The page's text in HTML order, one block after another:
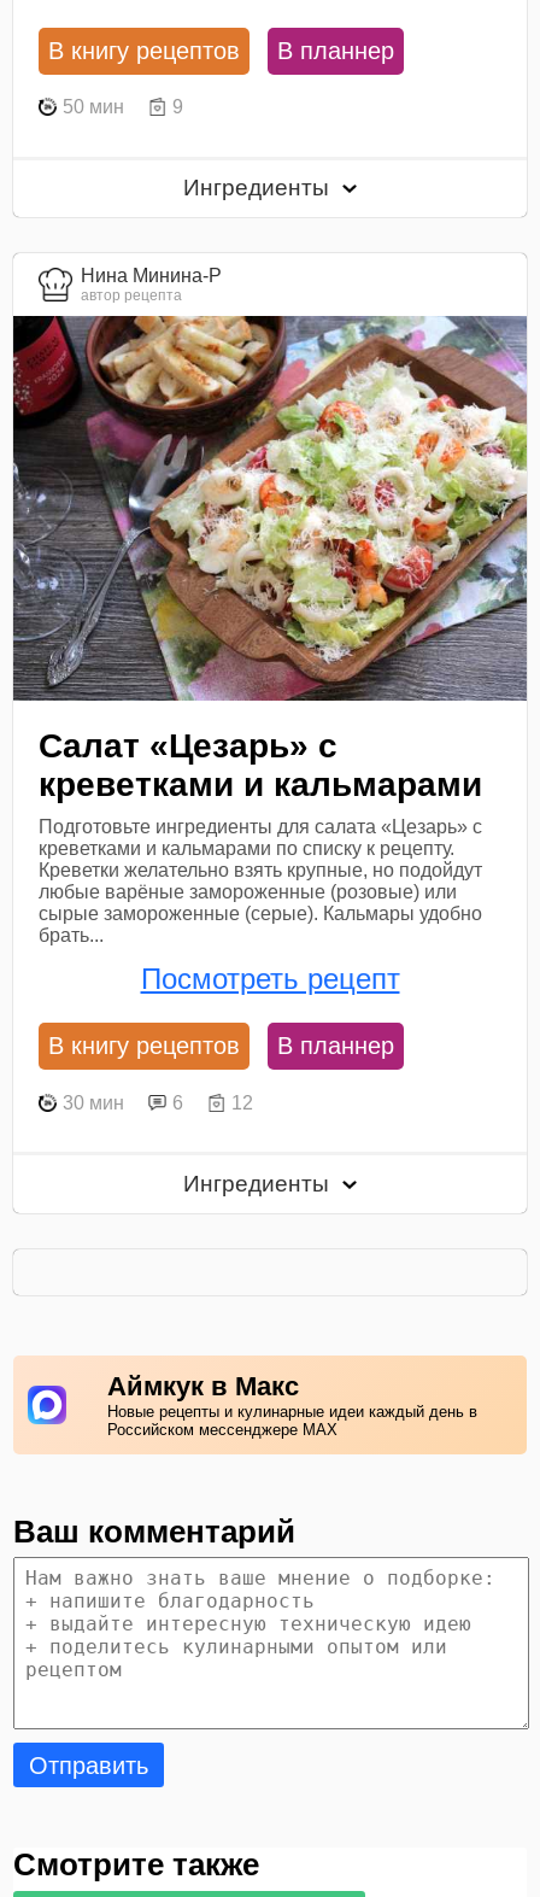
В книгу рецептов В планнер
50 мин 9
Ингредиенты
Нина Минина-Р
автор рецепта
Салат «Цезарь» с
креветками и кальмарами
Подготовьте ингредиенты для салата «Цезарь» с
креветками и кальмарами по списку к рецепту.
Креветки желательно взять крупные, но подойдут
любые варёные замороженные (розовые) или
сырые замороженные (серые). Кальмары удобно
брать...
Посмотреть рецепт
В книгу рецептов В планнер
30 мин 6 12
Ингредиенты
Аймкук в Макс
Новые рецепты и кулинарные идеи каждый день в
Российском мессенджере MAX
Ваш комментарий
Отправить
Смотрите также